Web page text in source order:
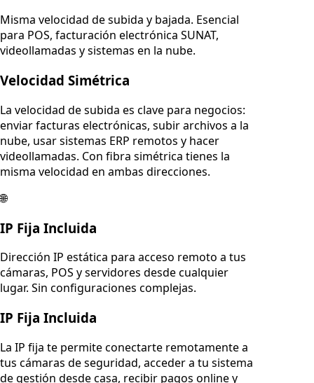
Misma velocidad de subida y bajada. Esencial
para POS, facturación electrónica SUNAT,
videollamadas y sistemas en la nube.
Velocidad Simétrica
La velocidad de subida es clave para negocios:
enviar facturas electrónicas, subir archivos a la
nube, usar sistemas ERP remotos y hacer
videollamadas. Con fibra simétrica tienes la
misma velocidad en ambas direcciones.
🌐
IP Fija Incluida
Dirección IP estática para acceso remoto a tus
cámaras, POS y servidores desde cualquier
lugar. Sin configuraciones complejas.
IP Fija Incluida
La IP fija te permite conectarte remotamente a
tus cámaras de seguridad, acceder a tu sistema
de gestión desde casa, recibir pagos online y